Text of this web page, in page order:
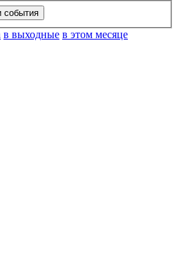
в выходные в этом месяце